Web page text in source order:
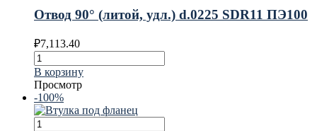
Отвод 90° (литой, удл.) d.0225 SDR11 ПЭ100
₽7,113.40
В корзину
Просмотр
-100%